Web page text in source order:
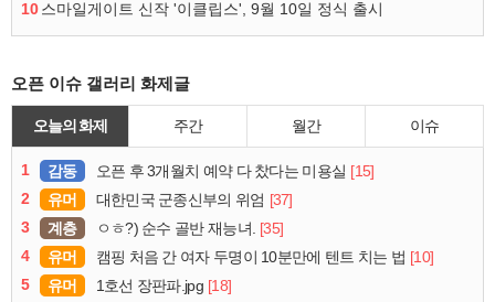
10스마일게이트 신작 '이클립스', 9월 10일 정식 출시
오픈 이슈 갤러리 화제글
오늘의 화제 주간 월간 이슈
1 감동 오픈 후 3개월치 예약 다 찼다는 미용실 [15]
2
유머 대한민국 군종신부의 위엄 [37]
3
계층 ㅇㅎ?) 순수 골반 재능녀. [35]
4
유머 캠핑 처음 간 여자 두명이 10분만에 텐트 치는 법 [10]
5
유머 1호선 장판파.jpg [18]